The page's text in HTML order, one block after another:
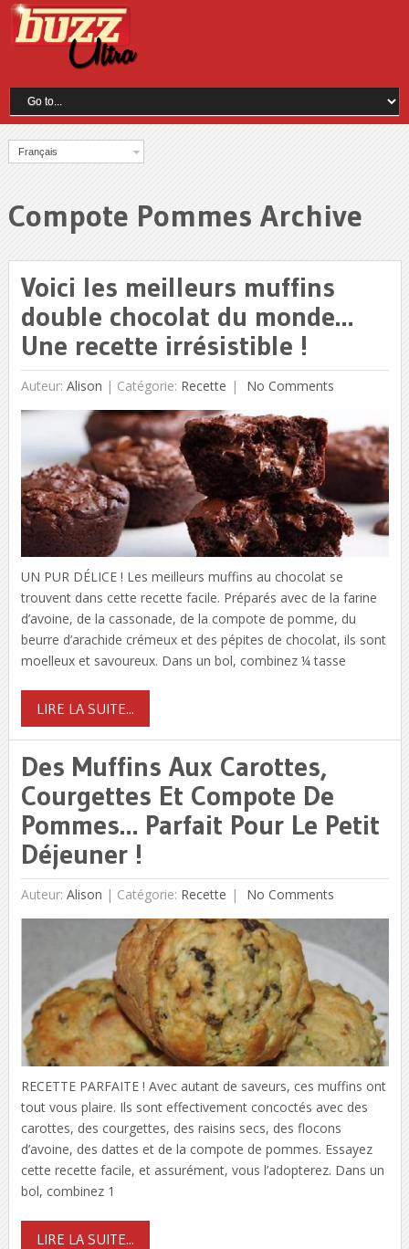
Français
Compote Pommes Archive
Voici les meilleurs muffins
double chocolat du monde…
Une recette irrésistible !
Auteur: Alison | Catégorie: Recette No Comments
UN PUR DÉLICE ! Les meilleurs muffins au chocolat se
trouvent dans cette recette facile. Préparés avec de la farine
d’avoine, de la cassonade, de la compote de pomme, du
beurre d’arachide crémeux et des pépites de chocolat, ils sont
moelleux et savoureux. Dans un bol, combinez ¼ tasse
LIRE LA SUITE...
Des Muffins Aux Carottes,
Courgettes Et Compote De
Pommes… Parfait Pour Le Petit
Déjeuner !
Auteur: Alison | Catégorie: Recette No Comments
RECETTE PARFAITE ! Avec autant de saveurs, ces muffins ont
tout vous plaire. Ils sont effectivement concoctés avec des
carottes, des courgettes, des raisins secs, des flocons
d’avoine, des dattes et de la compote de pommes. Essayez
cette recette facile, et assurément, vous l’adopterez. Dans un
bol, combinez 1
LIRE LA SUITE...